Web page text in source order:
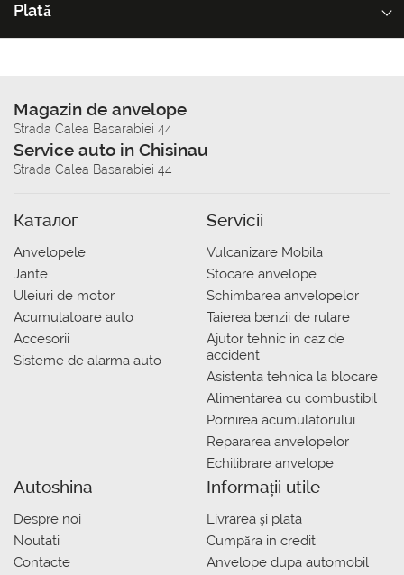
Plată
Magazin de anvelope
Strada Calea Basarabiei 44
Service auto in Chisinau
Strada Calea Basarabiei 44
Каталог
Anvelopele
Jante
Uleiuri de motor
Acumulatoare auto
Accesorii
Sisteme de alarma auto
Servicii
Vulcanizare Mobila
Stocare anvelope
Schimbarea anvelopelor
Taierea benzii de rulare
Ajutor tehnic in caz de
accident
Asistenta tehnica la blocare
Alimentarea cu combustibil
Pornirea acumulatorului
Repararea anvelopelor
Echilibrare anvelope
Autoshina
Despre noi
Noutati
Contacte
Informații utile
Livrarea şi plata
Сumpăra in credit
Anvelope dupa automobil